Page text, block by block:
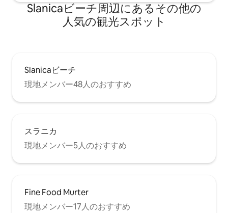
Slanicaビーチ⁠周⁠辺⁠に⁠あ⁠るそ⁠の⁠他⁠の
人⁠気⁠の観⁠光⁠ス⁠ポ⁠ッ⁠ト
Slanicaビーチ
現地メンバー48人のおすすめ
スラニカ
現地メンバー5人のおすすめ
Fine Food Murter
現地メンバー17人のおすすめ